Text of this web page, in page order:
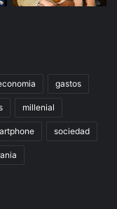
gastos
millenial
sociedad